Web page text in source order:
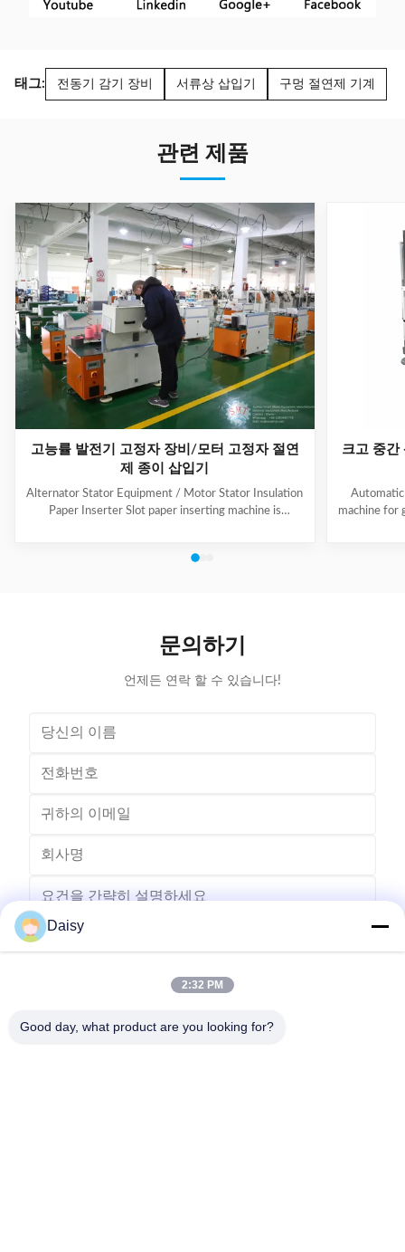
태그: 전동기 감기 장비 서류상 삽입기 구멍 절연제 기계
관련 제품
고능률 발전기 고정자 장비/모터 고정자 절연
제 종이 삽입기
Alternator Stator Equipment / Motor Stator Insulation
Paper Inserter Slot paper inserting machine is
as paper feeding, forming, folding, inserting and stator
Stator I.D
크고 중간
machine for
문의하기
언제든 연락 할 수 있습니다!
Daisy
2:32 PM
Good day, what product are you looking for?